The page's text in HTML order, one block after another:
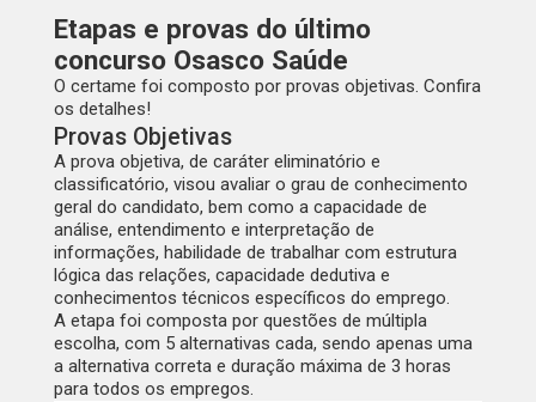
Etapas e provas do último
concurso Osasco Saúde
O certame foi composto por provas objetivas. Confira
os detalhes!
Provas Objetivas
A prova objetiva, de caráter eliminatório e
classificatório, visou avaliar o grau de conhecimento
geral do candidato, bem como a capacidade de
análise, entendimento e interpretação de
informações, habilidade de trabalhar com estrutura
lógica das relações, capacidade dedutiva e
conhecimentos técnicos específicos do emprego.
A etapa foi composta por questões de múltipla
escolha, com 5 alternativas cada, sendo apenas uma
a alternativa correta e duração máxima de 3 horas
para todos os empregos.